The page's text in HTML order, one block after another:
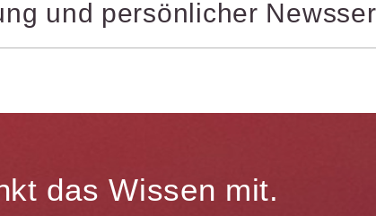
oft bereits vor Erscheinen der Druckwerke zur
und persönlicher
das Wissen mit.